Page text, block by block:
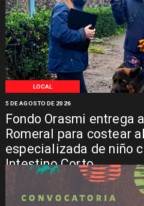
LOCAL
Fondo Orasmi entrega
Romeral para costear
especializada de niño
Intestino Corto
5 DE AGOSTO DE 2026